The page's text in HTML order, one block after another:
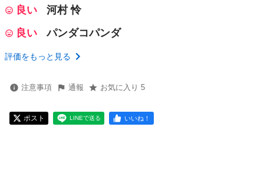
良い
河村 怜
良い
パンダコパンダ
評価をもっと見る
注意事項 通報 お気に入り 5
ポスト LINEで送る いいね！